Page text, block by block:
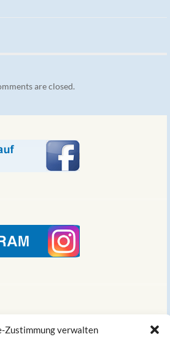
Zustimmung verwalten
are closed.